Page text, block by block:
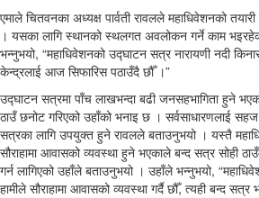
एमाले चितवनका अध्यक्ष पार्वती रावलले महाधिवेशनको
। यसका लागि स्थानको स्थलगत अवलोकन गर्ने काम
भन्नुभयो, “महाधिवेशनको उद्घाटन सत्र नारायणी नदी
केन्द्रलाई आज सिफारिस पठाउँदै छौँ ।”
उद्घाटन सत्रमा पाँच लाखभन्दा बढी जनसहभागिता हुने
ठाउँ छनोट गरिएको उहाँको भनाइ छ । सर्वसाधारणलाई
सत्रका लागि उपयुक्त हुने रावलले बताउनुभयो । यस्तै
सौराहामा आवासको व्यवस्था हुने भएकाले बन्द सत्र सोही
गर्न लागिएको उहाँले बताउनुभयो । उहाँले भन्नुभयो,
हामीले सौराहामा आवासको व्यवस्था गर्दै छौँ, त्यही बन्द